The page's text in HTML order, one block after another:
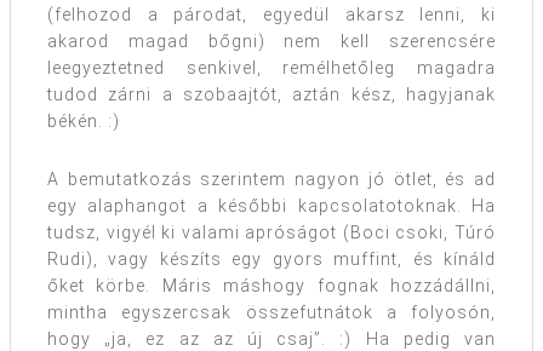
(felhozod a párodat, egyedül akarsz lenni, ki
akarod magad bőgni) nem kell szerencsére
leegyeztetned senkivel, remélhetőleg magadra
tudod zárni a szobaajtót, aztán kész, hagyjanak
békén. :)
A bemutatkozás szerintem nagyon jó ötlet, és ad
egy alaphangot a későbbi kapcsolatotoknak. Ha
tudsz, vigyél ki valami apróságot (Boci csoki, Túró
Rudi), vagy készíts egy gyors muffint, és kínáld
őket körbe. Máris máshogy fognak hozzádállni,
mintha egyszercsak összefutnátok a folyosón,
hogy „ja, ez az az új csaj”. :) Ha pedig van